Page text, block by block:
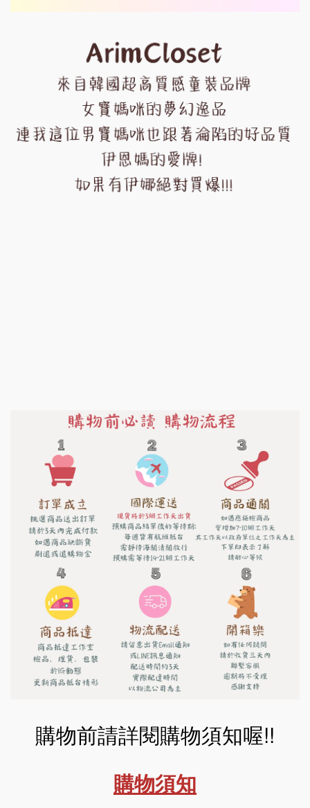
購物前請詳閱購物須知喔!!
購物須知